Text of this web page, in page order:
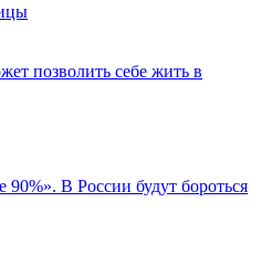
позволить себе жить в
90%». В России будут бороться